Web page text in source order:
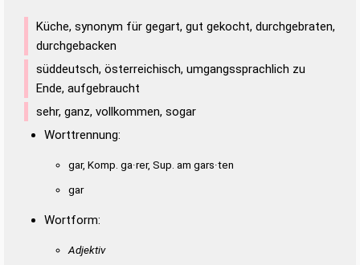
Küche, synonym für gegart, gut gekocht, durchgebraten,
durchgebacken
süddeutsch, österreichisch, umgangssprachlich zu
Ende, aufgebraucht
sehr, ganz, vollkommen, sogar
Worttrennung:
gar, Komp. ga·rer, Sup. am gars·ten
gar
Wortform:
Adjektiv